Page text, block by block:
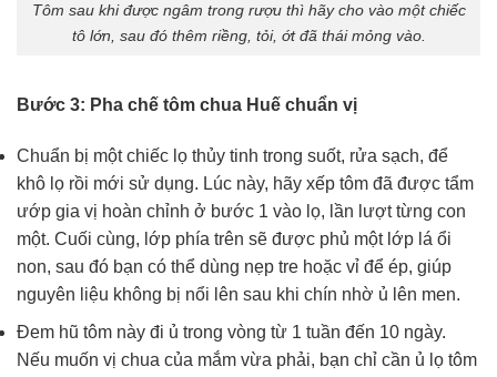
Tôm sau khi được ngâm trong rượu thì hãy cho vào một chiếc
tô lớn, sau đó thêm riềng, tỏi, ớt đã thái mỏng vào.
Bước 3: Pha chế tôm chua Huế chuẩn vị
Chuẩn bị một chiếc lọ thủy tinh trong suốt, rửa sạch, để
khô lọ rồi mới sử dụng. Lúc này, hãy xếp tôm đã được tẩm
ướp gia vị hoàn chỉnh ở bước 1 vào lọ, lần lượt từng con
một. Cuối cùng, lớp phía trên sẽ được phủ một lớp lá ổi
non, sau đó bạn có thể dùng nẹp tre hoặc vỉ để ép, giúp
nguyên liệu không bị nổi lên sau khi chín nhờ ủ lên men.
Đem hũ tôm này đi ủ trong vòng từ 1 tuần đến 10 ngày.
Nếu muốn vị chua của mắm vừa phải, bạn chỉ cần ủ lọ tôm